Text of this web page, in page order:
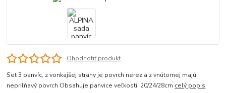
Ohodnotiť produkt
Set 3 panvíc, z vonkajšej strany je povrch nerez a z vnútornej majú
nepriľňavý povrch Obsahuje panvice veľkosti: 20/24/28cm celý popis